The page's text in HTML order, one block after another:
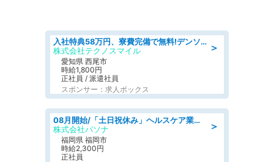
＞
入社特典58万円、寮費完備で無料!デンソーで働こう!自動車工場で小型部品の検査業務 denso aichi
株式会社テクノスマイル
愛知県 西尾市
時給1,800円
正社員 / 派遣社員
スポンサー：求人ボックス
＞
08月開始/「土日祝休み」ヘルスケア業界の産業保健師/高時給/未経験OK/要資格:保健師、正看護師
株式会社パソナ
福岡県 福岡市
時給2,300円
正社員